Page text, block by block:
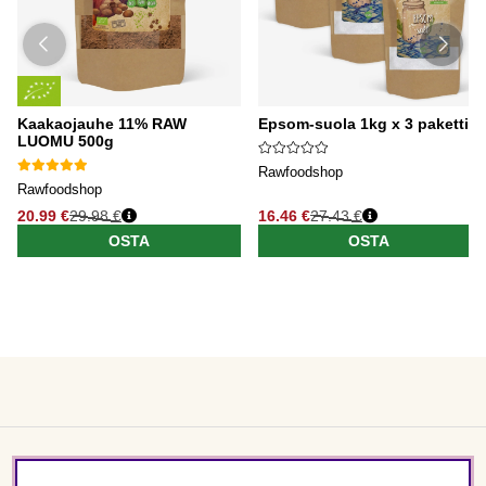
Kaakaojauhe 11% RAW
LUOMU 500g
Rawfoodshop
20.99 €29.98 €
OSTA
Epsom-suola 1kg x 3 pakettia
Rawfoodshop
16.46 €27.43 €
OSTA